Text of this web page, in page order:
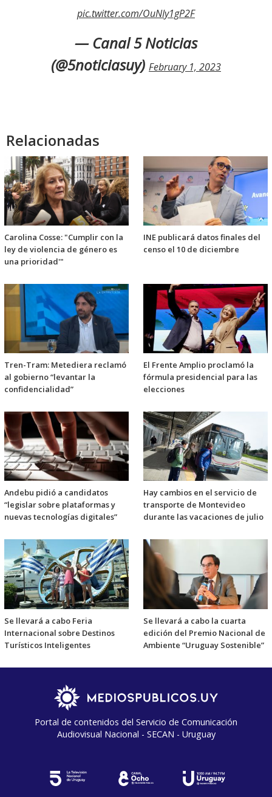
pic.twitter.com/OuNIy1gP2F
— Canal 5 Noticias
(@5noticiasuy) February 1, 2023
Relacionadas
Carolina Cosse: "Cumplir con la
ley de violencia de género es
una prioridad'"
INE publicará datos finales del
censo el 10 de diciembre
Tren-Tram: Metediera reclamó
al gobierno “levantar la
confidencialidad”
El Frente Amplio proclamó la
fórmula presidencial para las
elecciones
Andebu pidió a candidatos
“legislar sobre plataformas y
nuevas tecnologías digitales”
Hay cambios en el servicio de
transporte de Montevideo
durante las vacaciones de julio
Se llevará a cabo Feria
Internacional sobre Destinos
Turísticos Inteligentes
Se llevará a cabo la cuarta
edición del Premio Nacional de
Ambiente “Uruguay Sostenible”
Portal de contenidos del Servicio de Comunicación
Audiovisual Nacional - SECAN - Uruguay